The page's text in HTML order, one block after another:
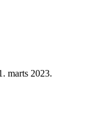
marts 2023.